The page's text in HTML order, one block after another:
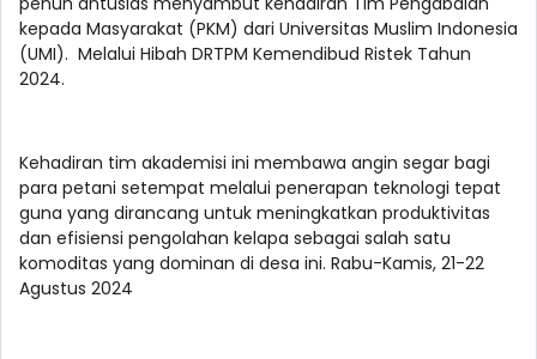
kepada Masyarakat (PKM) dari Universitas Muslim Indonesia
(UMI). Melalui Hibah DRTPM Kemendibud Ristek Tahun
2024.
Kehadiran tim akademisi ini membawa angin segar bagi
para petani setempat melalui penerapan teknologi tepat
guna yang dirancang untuk meningkatkan produktivitas
dan efisiensi pengolahan kelapa sebagai salah satu
komoditas yang dominan di desa ini. Rabu-Kamis, 21-22
Agustus 2024